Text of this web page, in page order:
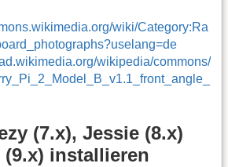
wiki/Category:Ra
wikipedia/commons/
(7.x), Jessie (8.x)
installieren